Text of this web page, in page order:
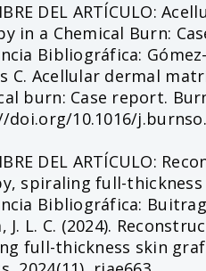
DEL ARTÍCULO:
in a Chemical Burn:
Bibliográfica:
C. Acellular dermal
burn: Case report.
10.1016/
DEL ARTÍCULO:
spiraling full-
Bibliográfica:
J. L. C. (2024).
full-thickness skin